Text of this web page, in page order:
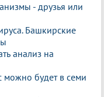
- друзья или
Башкирские
анализ на
можно будет в семи